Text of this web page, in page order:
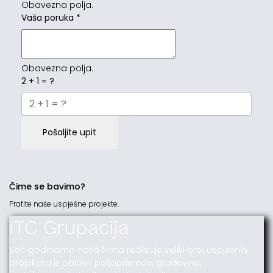
Obavezna polja.
Vaša poruka *
Obavezna polja.
2 + 1 = ?
Pošaljite upit
Čime se bavimo?
Pratite naše uspješne projekte.
ITC Grupacija
Već godinama naša firma realizuje veliki broj uspješnih
projekata iz oblasti poljoprivrede, građevine,